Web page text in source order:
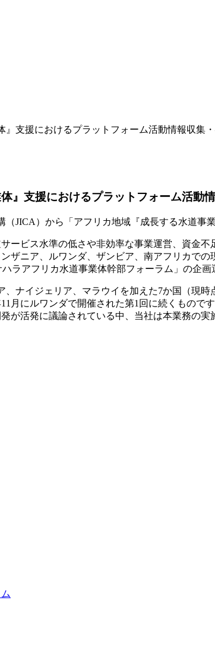
』支援におけるプラットフォーム活動情報収集
』支援におけるプラットフォーム活動
（JICA）から「アフリカ地域『成長する水道
ービス水準の低さや非効率な事業運営、資金
ザニア、ルワンダ、ザンビア、南アフリカで
ラアフリカ水道事業体幹部フォーラム」の企画
ナイジェリア、マラウイを加えた7か国（現
月にルワンダで開催された第1回に続くもの
が活発に議論されている中、当社は本業務の